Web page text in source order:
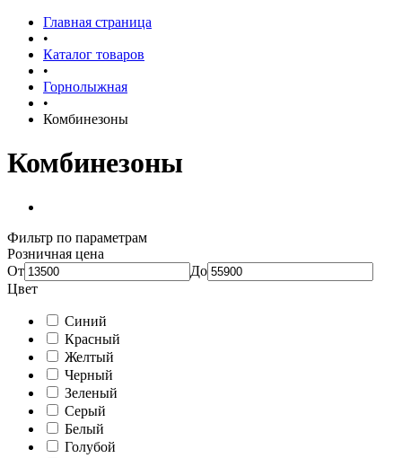
Главная страница
•
Каталог товаров
•
Горнолыжная
•
Комбинезоны
Комбинезоны
Фильтр по параметрам
Розничная цена
От
До
Цвет
Синий
Красный
Желтый
Черный
Зеленый
Серый
Белый
Голубой